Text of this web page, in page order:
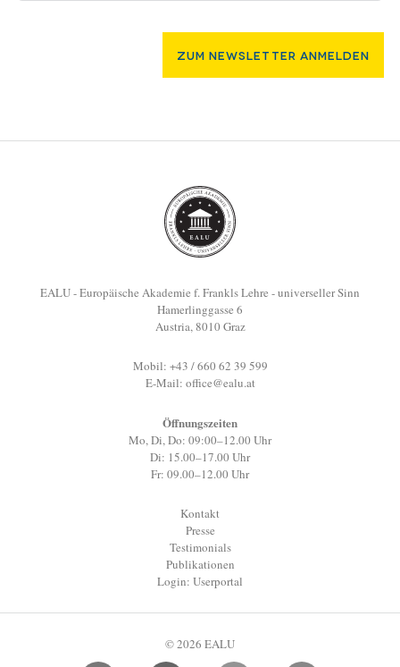
Zum Newsletter Anmelden
EALU - Europäische Akademie f. Frankls Lehre - universeller Sinn
Hamerlinggasse 6
Austria, 8010 Graz
Mobil: +43 / 660 62 39 599
E-Mail: office@ealu.at
Öffnungszeiten
Mo, Di, Do: 09:00–12.00 Uhr
Di: 15.00–17.00 Uhr
Fr: 09.00–12.00 Uhr
Kontakt
Presse
Testimonials
Publikationen
Login: Userportal
© 2026 EALU